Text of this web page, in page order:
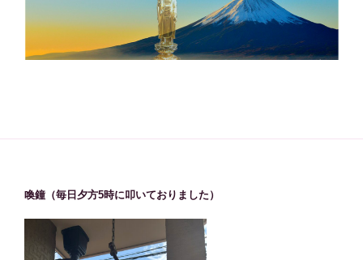
喚鐘（毎日夕方5時に叩いておりました）